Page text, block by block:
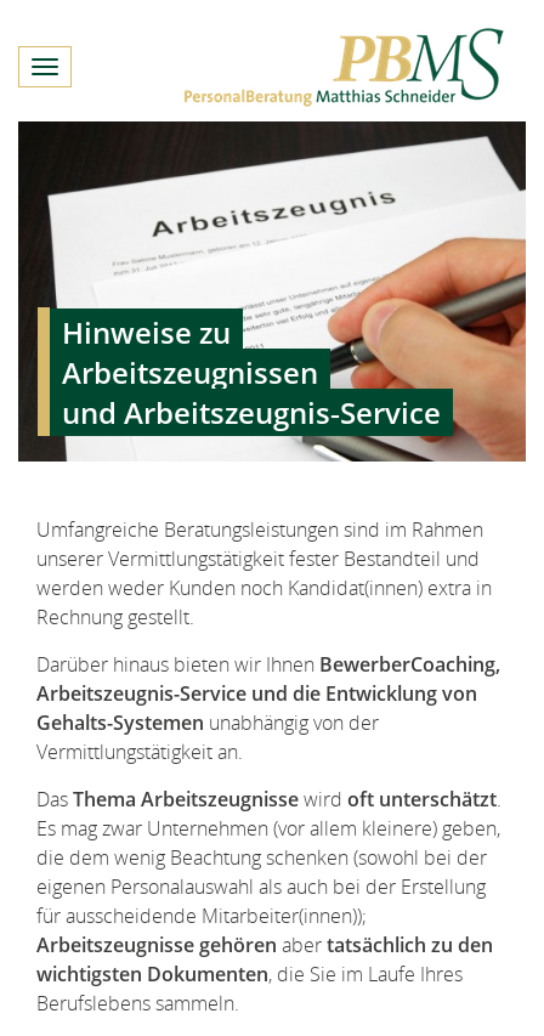
Toggle
Hinweise zu
Arbeitszeugnissen
und Arbeitszeugnis‑Service
Umfangreiche Beratungsleistungen sind im Rahmen
unserer Vermittlungstätigkeit fester Bestandteil und
werden weder Kunden noch Kandidat(innen) extra in
Rechnung gestellt.
Darüber hinaus bieten wir Ihnen BewerberCoaching,
Arbeitszeugnis-Service und die Entwicklung von
Gehalts-Systemen unabhängig von der
Vermittlungstätigkeit an.
DasThema Arbeitszeugnissewird oft unterschätzt.
Es mag zwar Unternehmen (vor allem kleinere) geben,
die dem wenig Beachtung schenken (sowohl bei der
eigenen Personalauswahl als auch bei der Erstellung
für ausscheidende Mitarbeiter(innen));
Arbeitszeugnisse gehören abertatsächlich zu den
wichtigsten Dokumenten, die Sie im Laufe Ihres
Berufslebens sammeln.